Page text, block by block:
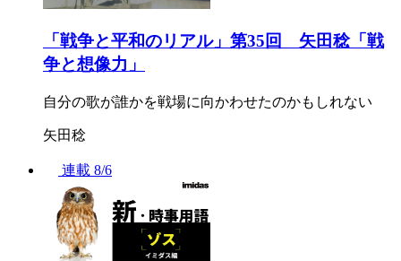
「戦争と平和のリアル」第35回 矢田稔「戦
争と想像力」
自分の歌が誰かを戦場に向かわせたのかもしれない
矢田稔
連載 8/6